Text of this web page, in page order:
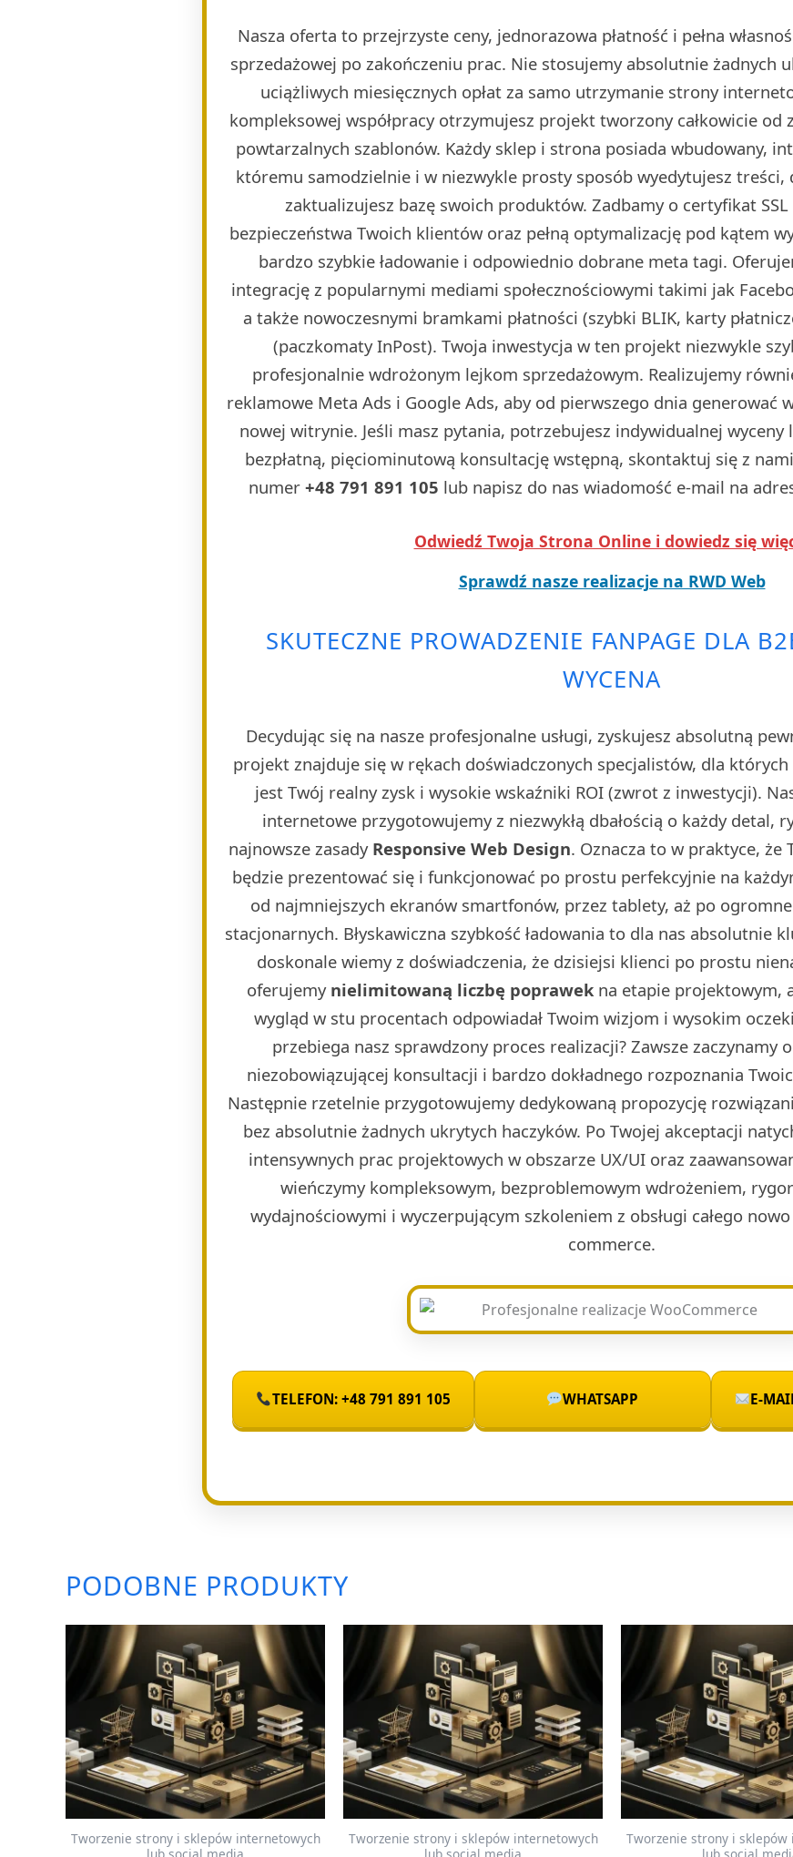
Nasza oferta to przejrzyste ceny, jednorazowa płatność i pełna
sprzedażowej po zakończeniu prac. Nie stosujemy absolutnie żadnych
uciążliwych miesięcznych opłat za samo utrzymanie strony
kompleksowej współpracy otrzymujesz projekt tworzony całkowicie od
powtarzalnych szablonów. Każdy sklep i strona posiada wbudowany,
któremu samodzielnie i w niezwykle prosty sposób wyedytujesz treści,
zaktualizujesz bazę swoich produktów. Zadbamy o certyfikat
bezpieczeństwa Twoich klientów oraz pełną optymalizację pod kątem
bardzo szybkie ładowanie i odpowiednio dobrane meta tagi.
integrację z popularnymi mediami społecznościowymi takimi jak
a także nowoczesnymi bramkami płatności (szybki BLIK, karty
(paczkomaty InPost). Twoja inwestycja w ten projekt niezwykle
profesjonalnie wdrożonym lejkom sprzedażowym. Realizujemy
reklamowe Meta Ads i Google Ads, aby od pierwszego dnia generować
nowej witrynie. Jeśli masz pytania, potrzebujesz indywidualnej wyceny
bezpłatną, pięciominutową konsultację wstępną, skontaktuj się z
numer +48 791 891 105 lub napisz do nas wiadomość e-mail na
Odwiedź Twoja Strona Online i dowiedz się
Sprawdź nasze realizacje na RWD Web
SKUTECZNE PROWADZENIE FANPAGE DLA
WYCENA
Decydując się na nasze profesjonalne usługi, zyskujesz absolutną
projekt znajduje się w rękach doświadczonych specjalistów, dla
jest Twój realny zysk i wysokie wskaźniki ROI (zwrot z inwestycji).
internetowe przygotowujemy z niezwykłą dbałością o każdy detal,
najnowsze zasady Responsive Web Design. Oznacza to w praktyce, że
będzie prezentować się i funkcjonować po prostu perfekcyjnie na
od najmniejszych ekranów smartfonów, przez tablety, aż po
stacjonarnych. Błyskawiczna szybkość ładowania to dla nas absolutnie
doskonale wiemy z doświadczenia, że dzisiejsi klienci po prostu
oferujemy nielimitowaną liczbę poprawek na etapie projektowym,
wygląd w stu procentach odpowiadał Twoim wizjom i wysokim
przebiega nasz sprawdzony proces realizacji? Zawsze zaczynamy
niezobowiązującej konsultacji i bardzo dokładnego rozpoznania
Następnie rzetelnie przygotowujemy dedykowaną propozycję
bez absolutnie żadnych ukrytych haczyków. Po Twojej akceptacji
intensywnych prac projektowych w obszarze UX/UI oraz
wieńczymy kompleksowym, bezproblemowym wdrożeniem,
wydajnościowymi i wyczerpującym szkoleniem z obsługi całego
commerce.
TELEFON: +48 791 891 105 WHATSAPP E-
PODOBNE PRODUKTY
Tworzenie strony i sklepów internetowych
Tworzenie strony i sklepów internetowych
Tworzenie strony i